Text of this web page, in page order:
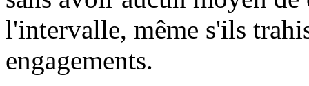
l'intervalle, même s'ils
engagements.